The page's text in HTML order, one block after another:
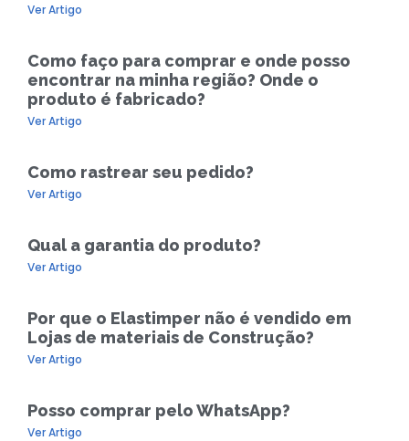
Ver Artigo
Como faço para comprar e onde posso
encontrar na minha região? Onde o
produto é fabricado?
Ver Artigo
Como rastrear seu pedido?
Ver Artigo
Qual a garantia do produto?
Ver Artigo
Por que o Elastimper não é vendido em
Lojas de materiais de Construção?
Ver Artigo
Posso comprar pelo WhatsApp?
Ver Artigo